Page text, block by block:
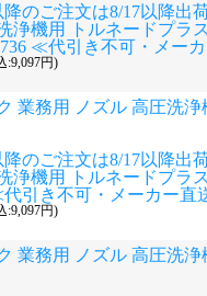
降のご注文は8/17以降出
浄機用 トルネードプラ
≪代引き不可・メー
:9,097円)
業務用 ノズル 高圧洗浄
降のご注文は8/17以降出
浄機用 トルネードプラ
代引き不可・メーカー直
:9,097円)
業務用 ノズル 高圧洗浄